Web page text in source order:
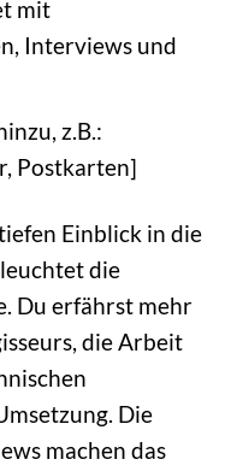
mit
Interviews und
z.B.:
Postkarten]
Einblick in die
die
Du erfährst mehr
die Arbeit
Die
machen das